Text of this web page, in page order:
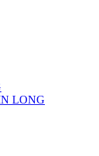
LONG